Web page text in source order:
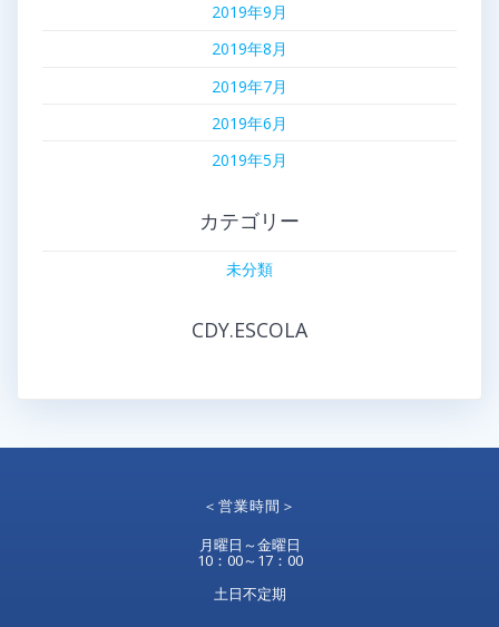
2019年9月
2019年8月
2019年7月
2019年6月
2019年5月
カテゴリー
未分類
CDY.ESCOLA
＜営業時間＞
月曜日～金曜日
10：00～17：00
土日不定期